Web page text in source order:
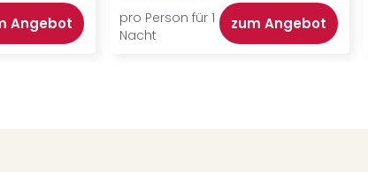
Angebot
pro Person für 1
Nacht
zum Angebot